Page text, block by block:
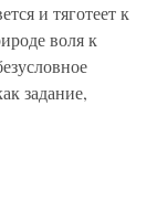
и тяготеет к
воля к
задание,